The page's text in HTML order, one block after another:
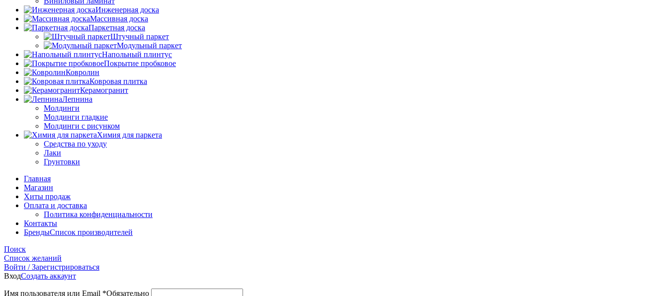
Инженерная доска
Массивная доска
Паркетная доска
Штучный паркет
Модульный паркет
Напольный плинтус
Покрытие пробковое
Ковролин
Ковровая плитка
Керамогранит
Лепнина
Молдинги
Молдинги гладкие
Молдинги с рисунком
Химия для паркета
Средства по уходу
Лаки
Грунтовки
Главная
Магазин
Хиты продаж
Оплата и доставка
Политика конфиденциальности
Контакты
БрендыСписок производителей
Поиск
Список желаний
Войти / Зарегистрироваться
ВходСоздать аккаунт
Имя пользователя или Email *Обязательно